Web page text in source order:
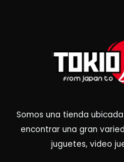
Somos una tienda
encontrar una gran
juguetes, video